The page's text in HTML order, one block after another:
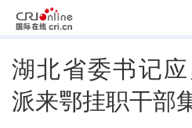
湖北省委书记
派来鄂挂职干部